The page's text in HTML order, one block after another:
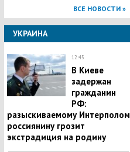
ВСЕ НОВОСТИ »
УКРАИНА
12:45
В Киеве
задержан
гражданин
РФ:
разыскиваемому Интерполом
россиянину грозит
экстрадиция на родину